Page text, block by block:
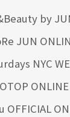
by
JUN
NYC
OFFICIAL